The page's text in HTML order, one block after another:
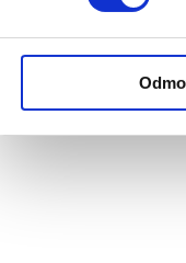
tak otwarta, przebojowa
używasz) jak moja